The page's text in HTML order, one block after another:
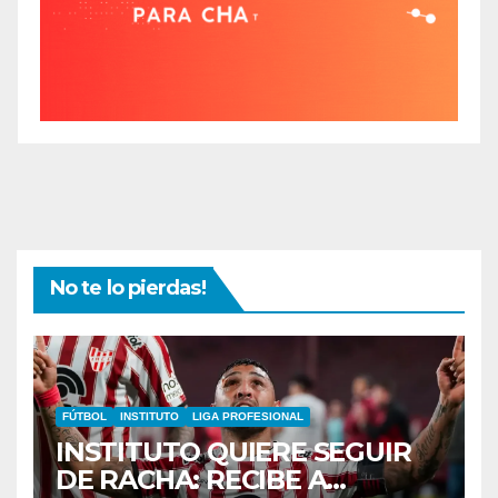
No te lo pierdas!
FÚTBOL INSTITUTO LIGA PROFESIONAL
INSTITUTO QUIERE SEGUIR
DE RACHA: RECIBE A